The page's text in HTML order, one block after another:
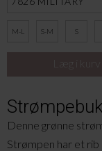
M-L S-M S
Denne grønne
Strømpen har et